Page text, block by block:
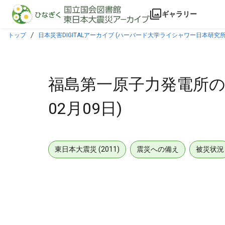
本文に飛ぶ
ギャラリー
トップ 日本災害DIGITALアーカイブ (ハーバード大学ライシャワー日本研究
福島第一原子力発電所
02月09日)
東日本大震災 (2011) 震災への備え 被災状況